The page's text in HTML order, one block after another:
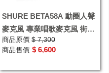
SHURE BETA58A 動圈人聲
麥克風 專業唱歌麥克風 街頭
藝人表演麥克風
商品原價 $ 7,300
商品售價 $ 6,600